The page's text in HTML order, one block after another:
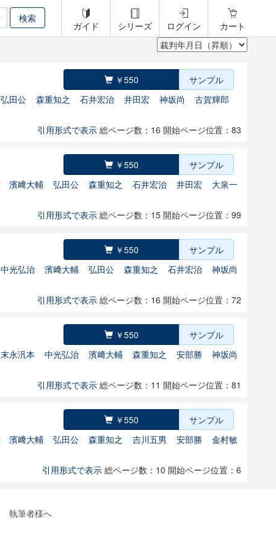
ガイド シリーズ ログイン カート
￥550
サンプル
弘田公 森重知之 石井宏治 井田宏 神坂尚
古賀輝郎
引用形式で表示 総ページ数：16 開始ページ位置：83
￥550
サンプル
濱﨑大輔 弘田公 森重知之 石井宏治 井田宏
大泉一
引用形式で表示 総ページ数：15 開始ページ位置：99
￥550
サンプル
中光弘治 濱﨑大輔 弘田公 森重知之 石井宏治
神坂尚
引用形式で表示 総ページ数：16 開始ページ位置：72
￥550
サンプル
末永汎本 中光弘治 濱﨑大輔 森重知之 安部勝
神坂尚
引用形式で表示 総ページ数：11 開始ページ位置：81
￥550
サンプル
濱﨑大輔 弘田公 森重知之 吉川五男 安部勝
金村敏
引用形式で表示 総ページ数：10 開始ページ位置：6
執筆者様へ